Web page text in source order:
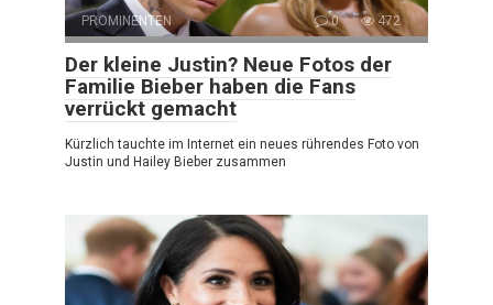
PROMINENTEN 0 472
Der kleine Justin? Neue Fotos der
Familie Bieber haben die Fans
verrückt gemacht
Kürzlich tauchte im Internet ein neues rührendes Foto von
Justin und Hailey Bieber zusammen